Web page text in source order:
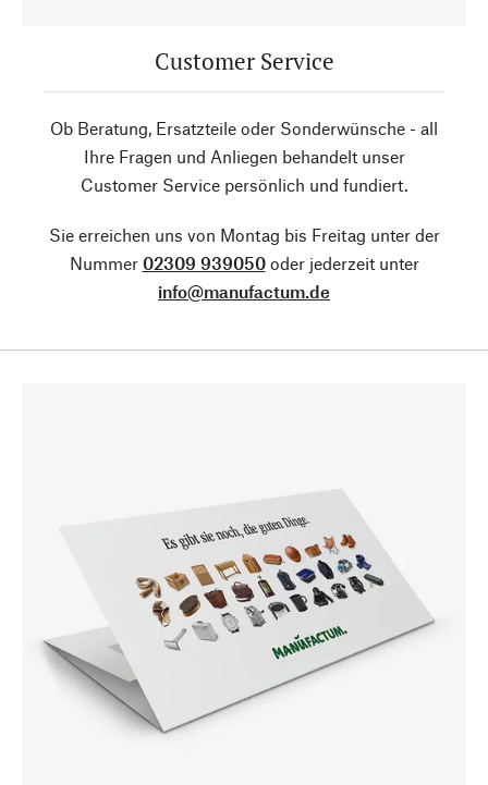
Customer Service
Ob Beratung, Ersatzteile oder Sonderwünsche - all
Ihre Fragen und Anliegen behandelt unser
Customer Service persönlich und fundiert.
Sie erreichen uns von Montag bis Freitag unter der
Nummer 02309 939050oder jederzeit unter
info@manufactum.de